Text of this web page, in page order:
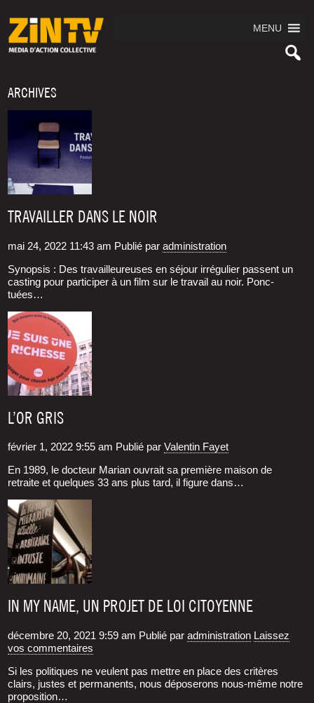
MENU
ARCHIVES
TRAVAILLER DANS LE NOIR
mai 24, 2022 11:43 am Publié paradministration
Synopsis : Des tra­vailleu­reuses en séjour irré­gu­lier passent un
cas­ting pour par­ti­ci­per à un film sur le tra­vail au noir. Ponc­
tuées…
L’OR GRIS
février 1, 2022 9:55 am Publié parValentin Fayet
En 1989, le doc­teur Marian ouvrait sa pre­mière mai­son de
retraite et quelques 33 ans plus tard, il figure dans…
IN MY NAME, UN PROJET DE LOI CITOYENNE
décembre 20, 2021 9:59 am Publié paradministration Laissez
vos commentaires
Si les poli­tiques ne veulent pas mettre en place des cri­tères
clairs, justes et per­ma­nents, nous dépo­se­rons nous-même notre
pro­po­si­tion…